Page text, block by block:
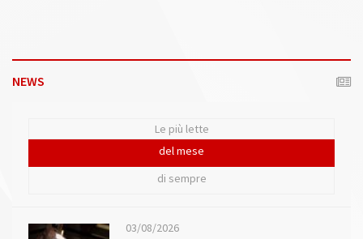
NEWS
Le più lette
del mese
di sempre
03/08/2026